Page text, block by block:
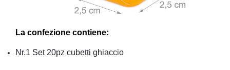
La confezione contiene:
Nr.1 Set 20pz cubetti ghiaccio